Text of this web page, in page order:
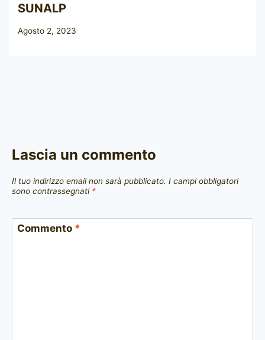
SUNALP
Agosto 2, 2023
Lascia un commento
Il tuo indirizzo email non sarà pubblicato. I campi obbligatori
sono contrassegnati *
Commento *